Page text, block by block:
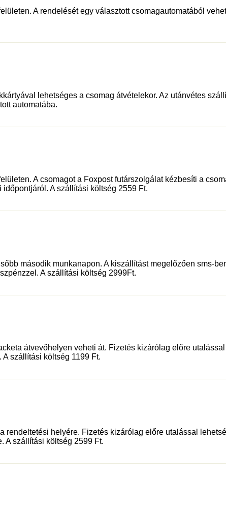
A rendelését egy választott csomagautomatából
lehetséges a csomag átvételekor. Az utánvétes
automatába.
A csomagot a Foxpost futárszolgálat kézbesíti a
A szállítási költség 2559 Ft.
második munkanapon. A kiszállítást megelőzően sms-
A szállítási költség 2999Ft.
átvevőhelyen veheti át. Fizetés kizárólag előre
szállítási költség 1199 Ft.
helyére. Fizetés kizárólag előre utalással
A szállítási költség 2599 Ft.